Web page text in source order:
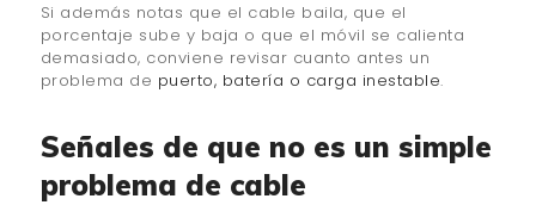
Si además notas que el cable baila, que el
porcentaje sube y baja o que el móvil se calienta
demasiado, conviene revisar cuanto antes un
problema de puerto, batería o carga inestable.
Señales de que no es un simple
problema de cable